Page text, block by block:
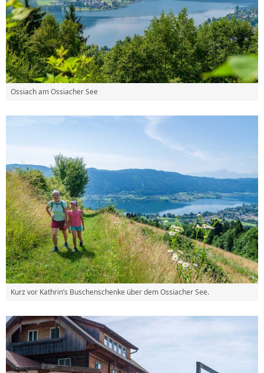
Ossiach am Ossiacher See
Kurz vor Kathrin’s Buschenschenke über dem Ossiacher See.